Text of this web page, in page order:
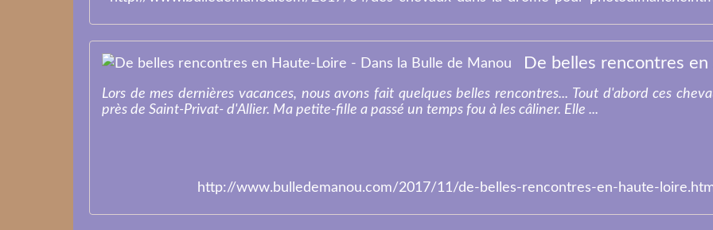
Lors de mes dernières vacances, nous avons fait quelques belles rencontres... Tout d'abord ces
près de Saint-Privat- d'Allier. Ma petite-fille a passé un temps fou à les câliner. Elle ...
http://www.bulledemanou.com/2017/11/de-belles-rencontres-en-haute-